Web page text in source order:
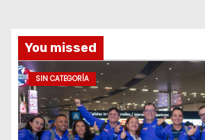
You missed
SIN CATEGORÍA